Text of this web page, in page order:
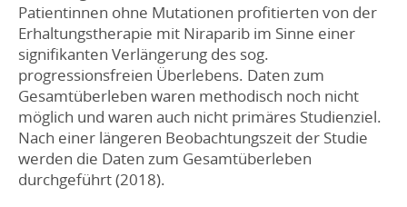
Patientinnen ohne Mutationen profitierten von der
Erhaltungstherapie mit Niraparib im Sinne einer
signifikanten Verlängerung des sog.
progressionsfreien Überlebens. Daten zum
Gesamtüberleben waren methodisch noch nicht
möglich und waren auch nicht primäres Studienziel.
Nach einer längeren Beobachtungszeit der Studie
werden die Daten zum Gesamtüberleben
durchgeführt (2018).